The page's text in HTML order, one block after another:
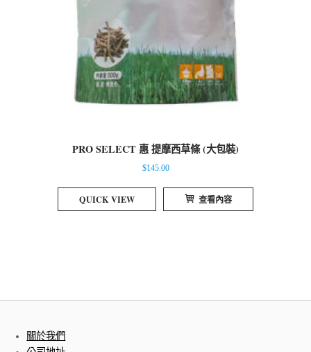
PRO SELECT 惠 提摩西草條 (大包裝)
$145.00
QUICK VIEW 查看內容
關於我們